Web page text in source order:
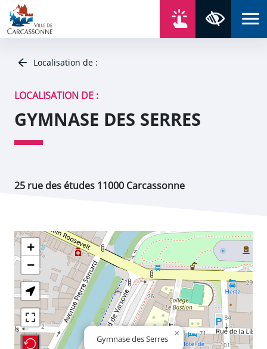
Aller au contenu
Aller au menu
Aller au plan du site
Aller à la recherche
Localisation de :
LOCALISATION DE :
GYMNASE DES SERRES
25 rue des études 11000 Carcassonne
Gymnase des Serres ×
+
−
Panneau de gestion des cookies